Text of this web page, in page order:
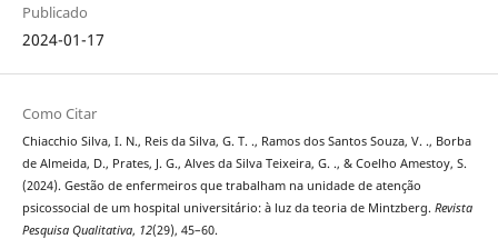
Publicado
2024-01-17
Como Citar
Chiacchio Silva, I. N., Reis da Silva, G. T. ., Ramos dos Santos Souza, V. ., Borba
de Almeida, D., Prates, J. G., Alves da Silva Teixeira, G. ., & Coelho Amestoy, S.
(2024). Gestão de enfermeiros que trabalham na unidade de atenção
psicossocial de um hospital universitário: à luz da teoria de Mintzberg. Revista
Pesquisa Qualitativa, 12(29), 45–60.